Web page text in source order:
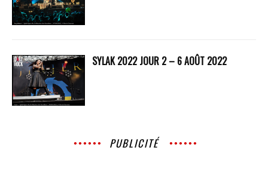
SYLAK 2022 JOUR 2 – 6 AOÛT 2022
PUBLICITÉ